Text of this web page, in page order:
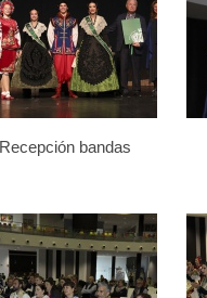
Recepción bandas